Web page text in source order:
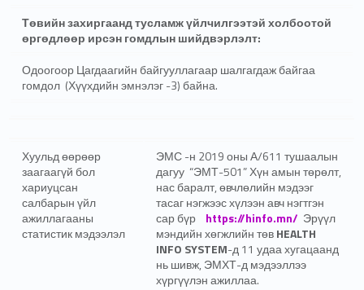
Төвийн захиргаанд тусламж үйлчилгээтэй холбоотой
өргөдлөөр ирсэн гомдлын шийдвэрлэлт:
Одоогоор Цагдаагийн байгууллагаар шалгагдаж байгаа
гомдол (Хүүхдийн эмнэлэг -3) байна.
Хуульд өөрөөр
заагаагүй бол
хариуцсан
салбарын үйл
ажиллагааны
статистик мэдээлэл
ЭМС -н 2019 оны А/611 тушаалын
дагуу “ЭМТ-501” Хүн амын төрөлт,
нас баралт, өвчлөлийн мэдээг
тасаг нэгжээс хүлээн авч нэгтгэн
сар бүр https://hinfo.mn/ Эрүүл
мэндийн хөгжлийн төвHEALTH
INFO SYSTEM-д 11 удаа хугацаанд
нь шивж, ЭМХТ-д мэдээллээ
хүргүүлэн ажиллаа.